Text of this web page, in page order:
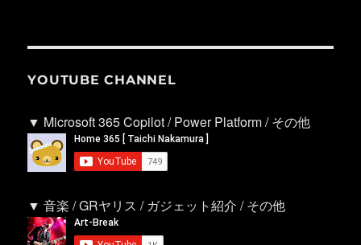
YOUTUBE CHANNEL
▼ Microsoft 365 Copilot / Power Platform / その他
▼ 音楽 / GRヤリス / ガジェット紹介 / その他